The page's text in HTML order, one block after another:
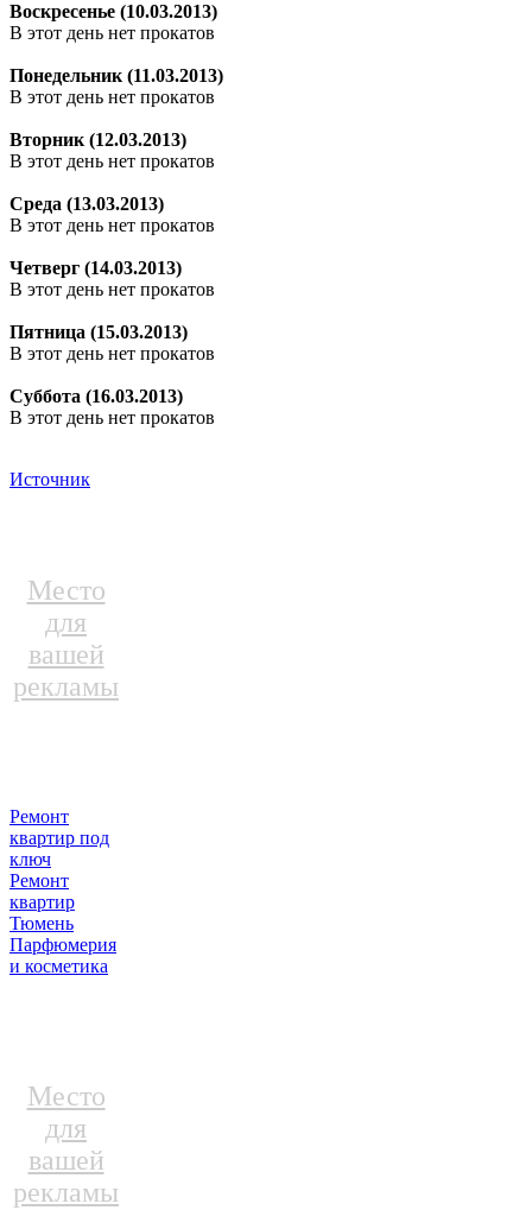
Воскресенье (10.03.2013)
В этот день нет прокатов
Понедельник (11.03.2013)
В этот день нет прокатов
Вторник (12.03.2013)
В этот день нет прокатов
Среда (13.03.2013)
В этот день нет прокатов
Четверг (14.03.2013)
В этот день нет прокатов
Пятница (15.03.2013)
В этот день нет прокатов
Суббота (16.03.2013)
В этот день нет прокатов
Источник
Место
для
вашей
рекламы
Ремонт
квартир под
ключ
Ремонт
квартир
Тюмень
Парфюмерия
и косметика
Место
для
вашей
рекламы